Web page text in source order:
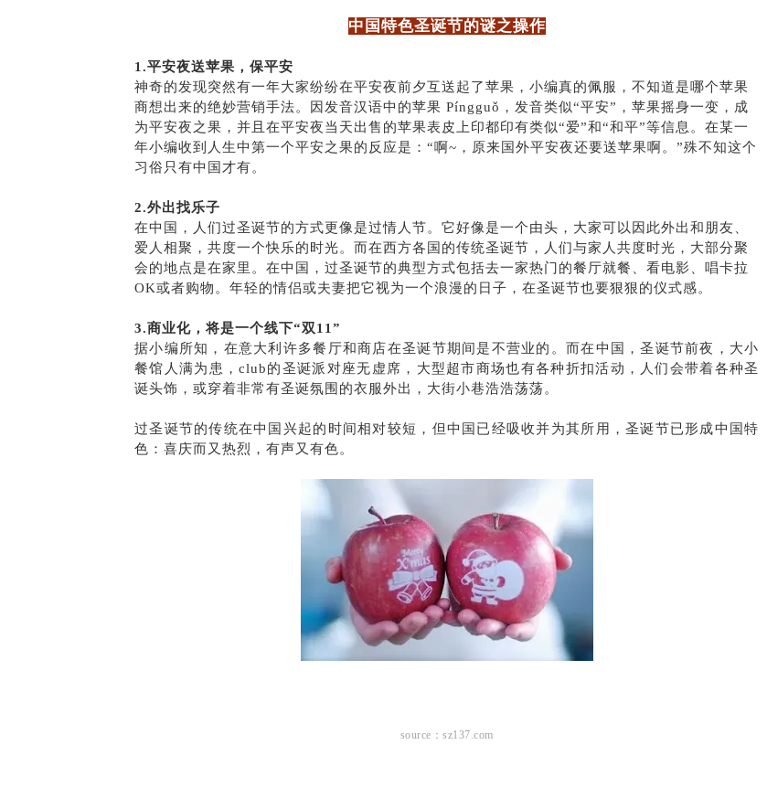
中国特色圣诞节的谜之操作
1.平安夜送苹果，保平安
神奇的发现突然有一年大家纷纷在平安夜前夕互送起了苹果，小编真的佩服，不知道是哪个苹果
商想出来的绝妙营销手法。因发音汉语中的苹果 Píngguǒ，发音类似“平安”，苹果摇身一变，成
为平安夜之果，并且在平安夜当天出售的苹果表皮上印都印有类似“爱”和“和平”等信息。在某一
年小编收到人生中第一个平安之果的反应是：“啊~，原来国外平安夜还要送苹果啊。”殊不知这个
习俗只有中国才有。
2.外出找乐子
在中国，人们过圣诞节的方式更像是过情人节。它好像是一个由头，大家可以因此外出和朋友、
爱人相聚，共度一个快乐的时光。而在西方各国的传统圣诞节，人们与家人共度时光，大部分聚
会的地点是在家里。在中国，过圣诞节的典型方式包括去一家热门的餐厅就餐、看电影、唱卡拉
OK或者购物。年轻的情侣或夫妻把它视为一个浪漫的日子，在圣诞节也要狠狠的仪式感。
3.商业化，将是一个线下“双11”
据小编所知，在意大利许多餐厅和商店在圣诞节期间是不营业的。而在中国，圣诞节前夜，大小
餐馆人满为患，club的圣诞派对座无虚席，大型超市商场也有各种折扣活动，人们会带着各种圣
诞头饰，或穿着非常有圣诞氛围的衣服外出，大街小巷浩浩荡荡。
过圣诞节的传统在中国兴起的时间相对较短，但中国已经吸收并为其所用，圣诞节已形成中国特
色：喜庆而又热烈，有声又有色。
source：sz137.com